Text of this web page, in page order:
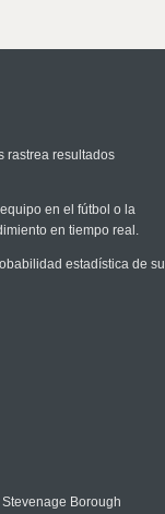
rastrea resultados
en el fútbol o la
en tiempo real.
estadística de su
Borough